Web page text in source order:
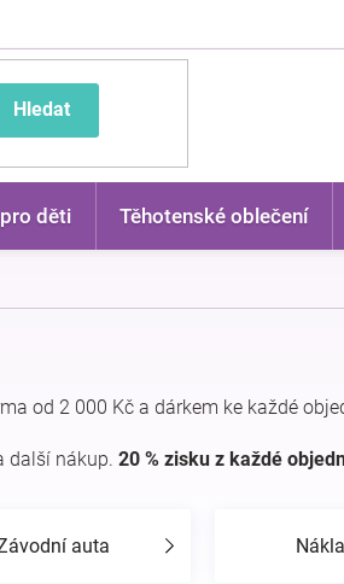
Hledat
děti Těhotenské oblečení
od 2 000 Kč a dárkem ke každé
další nákup. 20 % zisku z každé
auta